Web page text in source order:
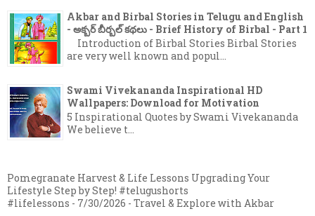
Akbar and Birbal Stories in Telugu and English
- అక్బర్ బీర్బల్ కథలు - Brief History of Birbal - Part 1
Introduction of Birbal Stories Birbal Stories
are very well known and popul...
Swami Vivekananda Inspirational HD
Wallpapers: Download for Motivation
5 Inspirational Quotes by Swami Vivekananda
We believe t...
Pomegranate Harvest & Life Lessons Upgrading Your
Lifestyle Step by Step! #telugushorts
#lifelessons - 7/30/2026 - Travel & Explore with Akbar